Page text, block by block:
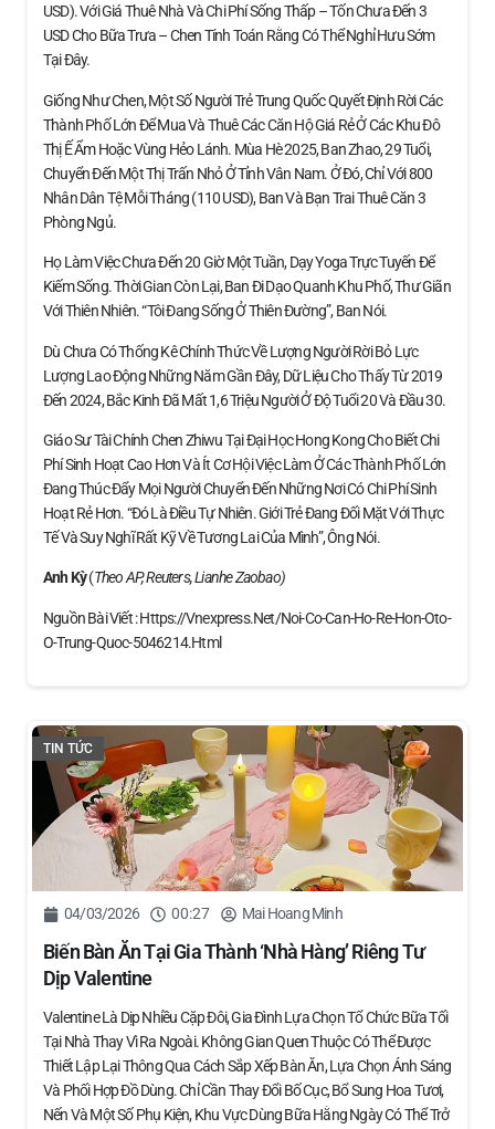
USD). Với Giá Thuê Nhà Và Chi Phí Sống Thấp – Tốn Chưa Đến 3
USD Cho Bữa Trưa – Chen Tính Toán Rằng Có Thể Nghỉ Hưu Sớm
Tại Đây.
Giống Như Chen, Một Số Người Trẻ Trung Quốc Quyết Định Rời Các
Thành Phố Lớn Để Mua Và Thuê Các Căn Hộ Giá Rẻ Ở Các Khu Đô
Thị Ế Ẩm Hoặc Vùng Hẻo Lánh. Mùa Hè 2025, Ban Zhao, 29 Tuổi,
Chuyển Đến Một Thị Trấn Nhỏ Ở Tỉnh Vân Nam. Ở Đó, Chỉ Với 800
Nhân Dân Tệ Mỗi Tháng (110 USD), Ban Và Bạn Trai Thuê Căn 3
Phòng Ngủ.
Họ Làm Việc Chưa Đến 20 Giờ Một Tuần, Dạy Yoga Trực Tuyến Để
Kiếm Sống. Thời Gian Còn Lại, Ban Đi Dạo Quanh Khu Phố, Thư Giãn
Với Thiên Nhiên. “Tôi Đang Sống Ở Thiên Đường”, Ban Nói.
Dù Chưa Có Thống Kê Chính Thức Về Lượng Người Rời Bỏ Lực
Lượng Lao Động Những Năm Gần Đây, Dữ Liệu Cho Thấy Từ 2019
Đến 2024, Bắc Kinh Đã Mất 1,6 Triệu Người Ở Độ Tuổi 20 Và Đầu 30.
Giáo Sư Tài Chính Chen Zhiwu Tại Đại Học Hong Kong Cho Biết Chi
Phí Sinh Hoạt Cao Hơn Và Ít Cơ Hội Việc Làm Ở Các Thành Phố Lớn
Đang Thúc Đẩy Mọi Người Chuyển Đến Những Nơi Có Chi Phí Sinh
Hoạt Rẻ Hơn. “Đó Là Điều Tự Nhiên. Giới Trẻ Đang Đối Mặt Với Thực
Tế Và Suy Nghĩ Rất Kỹ Về Tương Lai Của Mình”, Ông Nói.
Anh Kỳ(Theo AP, Reuters, Lianhe Zaobao)
Nguồn Bài Viết : Https://vnexpress.net/noi-Co-Can-Ho-Re-Hon-Oto-
O-Trung-Quoc-5046214.html
TIN TỨC
04/03/2026 00:27 Mai Hoang Minh
Biến Bàn Ăn Tại Gia Thành ‘nhà Hàng’ Riêng Tư
Dịp Valentine
Valentine Là Dịp Nhiều Cặp Đôi, Gia Đình Lựa Chọn Tổ Chức Bữa Tối
Tại Nhà Thay Vì Ra Ngoài. Không Gian Quen Thuộc Có Thể Được
Thiết Lập Lại Thông Qua Cách Sắp Xếp Bàn Ăn, Lựa Chọn Ánh Sáng
Và Phối Hợp Đồ Dùng. Chỉ Cần Thay Đổi Bố Cục, Bổ Sung Hoa Tươi,
Nến Và Một Số Phụ Kiện, Khu Vực Dùng Bữa Hằng Ngày Có Thể Trở